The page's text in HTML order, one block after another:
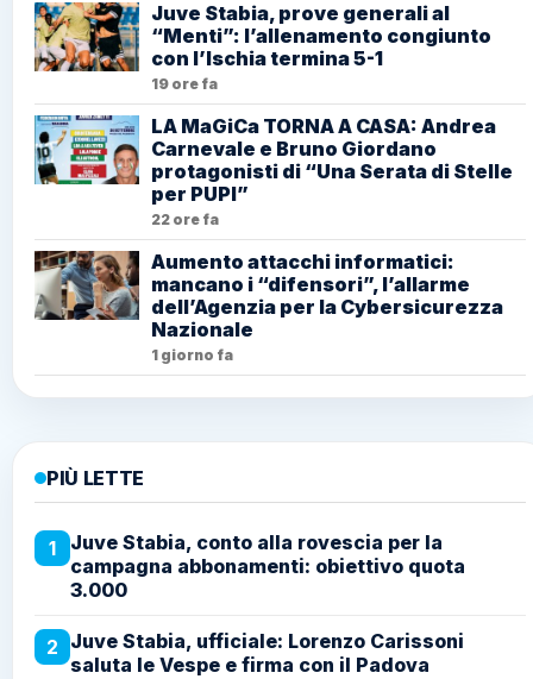
Juve Stabia, prove generali al
“Menti”: l’allenamento congiunto
con l’Ischia termina 5-1
19 ore fa
LA MaGiCa TORNA A CASA: Andrea
Carnevale e Bruno Giordano
protagonisti di “Una Serata di Stelle
per PUPI”
22 ore fa
Aumento attacchi informatici:
mancano i “difensori”, l’allarme
dell’Agenzia per la Cybersicurezza
Nazionale
1 giorno fa
PIÙ LETTE
1
Juve Stabia, conto alla rovescia per la
campagna abbonamenti: obiettivo quota
3.000
2 Juve Stabia, ufficiale: Lorenzo Carissoni
saluta le Vespe e firma con il Padova